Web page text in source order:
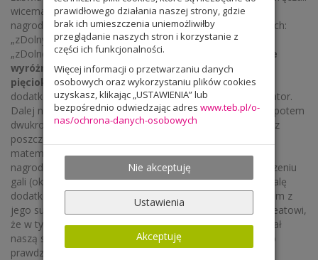
prawidłowego działania naszej strony, gdzie
brak ich umieszczenia uniemożliwiłby
przeglądanie naszych stron i korzystanie z
części ich funkcjonalności.
Więcej informacji o przetwarzaniu danych
osobowych oraz wykorzystaniu plików cookies
uzyskasz, klikając „USTAWIENIA” lub
bezpośrednio odwiedzając adres www.teb.pl/o-
nas/ochrona-danych-osobowych
Nie akceptuję
Ustawienia
Akceptuję
wicemarszałek oraz kurator oświaty. Jako pierwszych
nagrodzono zwycięzców konkursu dla szkół podstawowych:
„zDolny Ślązaczek”. Potem przyszedł czas na laureatów
„zDolnego Ślązaka” z różnych przedmiotów.
Szczególnie
wyróżniono naszego ucznia Rafała Kaletę –
pięciokrotnego laureata!!!. Oprócz medali otrzymał
dodatkowo dwie statuetki oraz nagrodę specjalną: kalkulator.
Dalej nagrodzono pozostałych wielokrotnych laureatów, potem
dwukrotnych, a wreszcie laureatów i zwycięzców finałów z
poszczególnych przedmiotów (języka polskiego, historii,
matematyki, fizyki, biologii, chemii i geografii). Łącznie
nagrodzono 173 uczniów dolnośląskich szkół. Po zakończeniu
gali (ok. 16.00) wszystkich zaproszono na poczęstunek. Galę
dodatkowo uświetnił występ chóru. Cieszymy się z Rafałem z
jego sukcesu i gratulujemy naszemu pięciokrotnemu laureatowi,
że w tym prestiżowym konkursie tak godnie reprezentował
naszą szkołę. Zaprawdę można śmiało rzec, że Parnas to
prawdziwa kuźnia naukowych talentów.